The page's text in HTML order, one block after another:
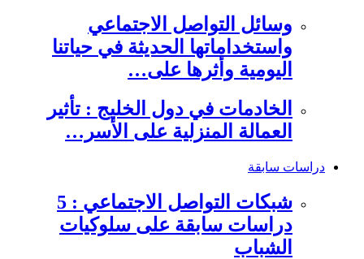
وسائل التواصل الاجتماعي
واستخداماتها الحديثة في حياتنا
اليومية وأثرها على…
الخادمات في دول الخليج : تأثير
العمالة المنزلية على الأسر…
دراسات سابقة
شبكات التواصل الاجتماعي : 5
دراسات سابقة على سلوكيات
الشباب